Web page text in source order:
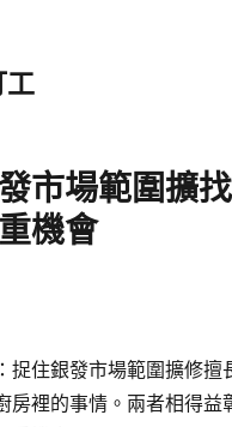
工
市場範圍擴
機會
捉住銀發市場範圍擴修擅
房裡的事情。兩者相得益